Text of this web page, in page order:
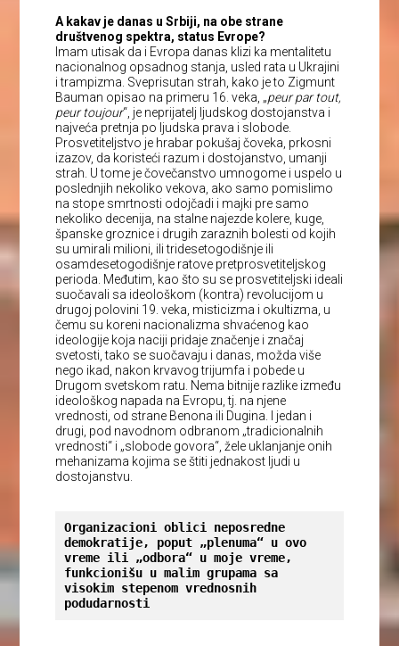
A kakav je danas u Srbiji, na obe strane
društvenog spektra, status Evrope?
Imam utisak da i Evropa danas klizi ka mentalitetu
nacionalnog opsadnog stanja, usled rata u Ukrajini
i trampizma. Sveprisutan strah, kako je to Zigmunt
Bauman opisao na primeru 16. veka, „peur par tout,
peur toujour“, je neprijatelj ljudskog dostojanstva i
najveća pretnja po ljudska prava i slobode.
Prosvetiteljstvo je hrabar pokušaj čoveka, prkosni
izazov, da koristeći razum i dostojanstvo, umanji
strah. U tome je čovečanstvo umnogome i uspelo u
poslednjih nekoliko vekova, ako samo pomislimo
na stope smrtnosti odojčadi i majki pre samo
nekoliko decenija, na stalne najezde kolere, kuge,
španske groznice i drugih zaraznih bolesti od kojih
su umirali milioni, ili tridesetogodišnje ili
osamdesetogodišnje ratove pretprosvetiteljskog
perioda. Međutim, kao što su se prosvetiteljski ideali
suočavali sa ideološkom (kontra) revolucijom u
drugoj polovini 19. veka, misticizma i okultizma, u
čemu su koreni nacionalizma shvaćenog kao
ideologije koja naciji pridaje značenje i značaj
svetosti, tako se suočavaju i danas, možda više
nego ikad, nakon krvavog trijumfa i pobede u
Drugom svetskom ratu. Nema bitnije razlike između
ideološkog napada na Evropu, tj. na njene
vrednosti, od strane Benona ili Dugina. I jedan i
drugi, pod navodnom odbranom „tradicionalnih
vrednosti“ i „slobode govora“, žele uklanjanje onih
mehanizama kojima se štiti jednakost ljudi u
dostojanstvu.
Organizacioni oblici neposredne
demokratije, poput „plenuma“ u ovo
vreme ili „odbora“ u moje vreme,
funkcionišu u malim grupama sa
visokim stepenom vrednosnih
podudarnosti